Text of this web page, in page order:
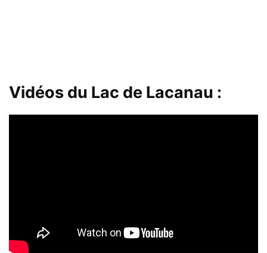
Vidéos du Lac de Lacanau :